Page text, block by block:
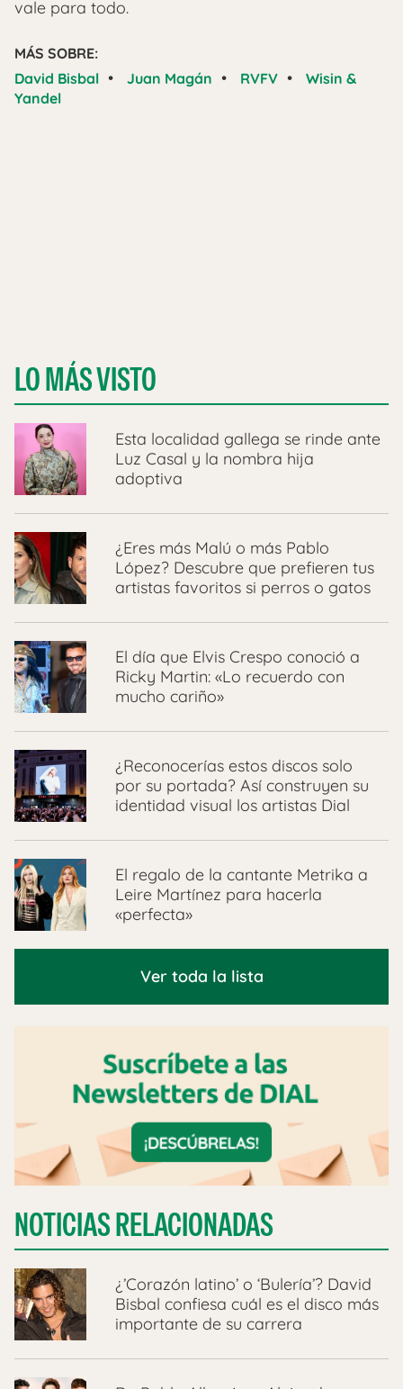
vale para todo.
MÁS SOBRE:
David Bisbal • Juan Magán • RVFV •
Wisin &
Yandel
LO MÁS VISTO
Esta localidad gallega se rinde ante
Luz Casal y la nombra hija
adoptiva
¿Eres más Malú o más Pablo
López? Descubre que prefieren tus
artistas favoritos si perros o gatos
El día que Elvis Crespo conoció a
Ricky Martin: «Lo recuerdo con
mucho cariño»
¿Reconocerías estos discos solo
por su portada? Así construyen su
identidad visual los artistas Dial
El regalo de la cantante Metrika a
Leire Martínez para hacerla
«perfecta»
Ver toda la lista
NOTICIAS RELACIONADAS
¿’Corazón latino’ o ‘Bulería’? David
Bisbal confiesa cuál es el disco más
importante de su carrera